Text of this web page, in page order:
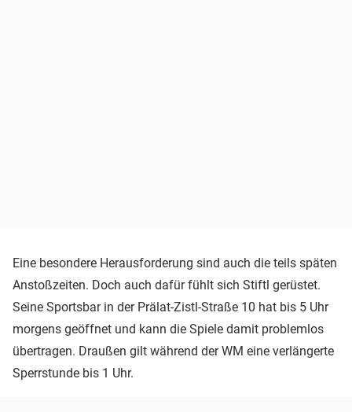
Eine besondere Herausforderung sind auch die teils späten
Anstoßzeiten. Doch auch dafür fühlt sich Stiftl gerüstet.
Seine Sportsbar in der Prälat-Zistl-Straße 10 hat bis 5 Uhr
morgens geöffnet und kann die Spiele damit problemlos
übertragen. Draußen gilt während der WM eine verlängerte
Sperrstunde bis 1 Uhr.